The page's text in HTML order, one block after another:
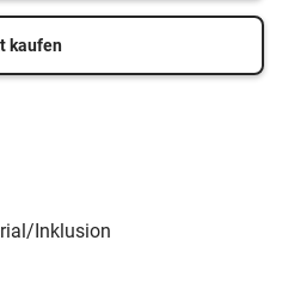
kaufen
Inklusion